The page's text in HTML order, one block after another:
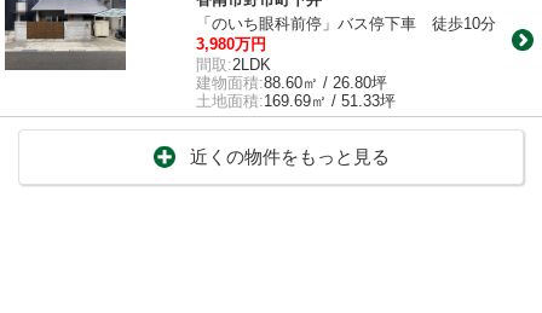
「のいち眼科前停」バス停下車 徒歩10分
3,980万円
間取:2LDK
建物面積:88.60㎡ / 26.80坪
土地面積:169.69㎡ / 51.33坪
近くの物件をもっと見る